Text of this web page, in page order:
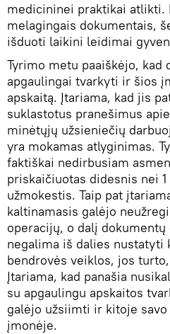
medicininei praktikai atlikti.
melagingais dokumentais,
išduoti laikini leidimai
Tyrimo metu paaiškėjo, kad
apgaulingai tvarkyti ir šios
apskaitą. Įtariama, kad jis
suklastotus pranešimus
minėtųjų užsieniečių
yra mokamas atlyginimas.
faktiškai nedirbusiam
priskaičiuotas didesnis nei
užmokestis. Taip pat
kaltinamasis galėjo
operacijų, o dalį
negalima iš dalies nustatyti
bendrovės veiklos, jos
Įtariama, kad panašia
su apgaulingu apskaitos
galėjo užsiimti ir kitoje savo
įmonėje.